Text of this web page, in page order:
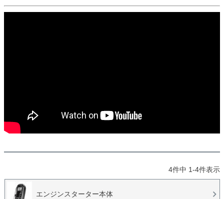
4件中 1-4件表示
エンジンスターター本体